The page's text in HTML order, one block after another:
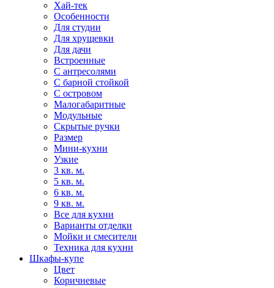
Хай-тек
Особенности
Для студии
Для хрущевки
Для дачи
Встроенные
С антресолями
С барной стойкой
С островом
Малогабаритные
Модульные
Скрытые ручки
Размер
Мини-кухни
Узкие
3 кв. м.
5 кв. м.
6 кв. м.
9 кв. м.
Все для кухни
Варианты отделки
Мойки и смесители
Техника для кухни
Шкафы-купе
Цвет
Коричневые